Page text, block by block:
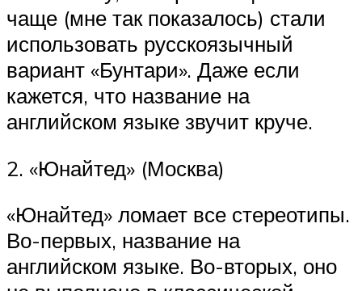
чаще (мне так показалось) стали
использовать русскоязычный
вариант «Бунтари». Даже если
кажется, что название на
английском языке звучит круче.
2. «Юнайтед» (Москва)
«Юнайтед» ломает все стереотипы.
Во-первых, название на
английском языке. Во-вторых, оно